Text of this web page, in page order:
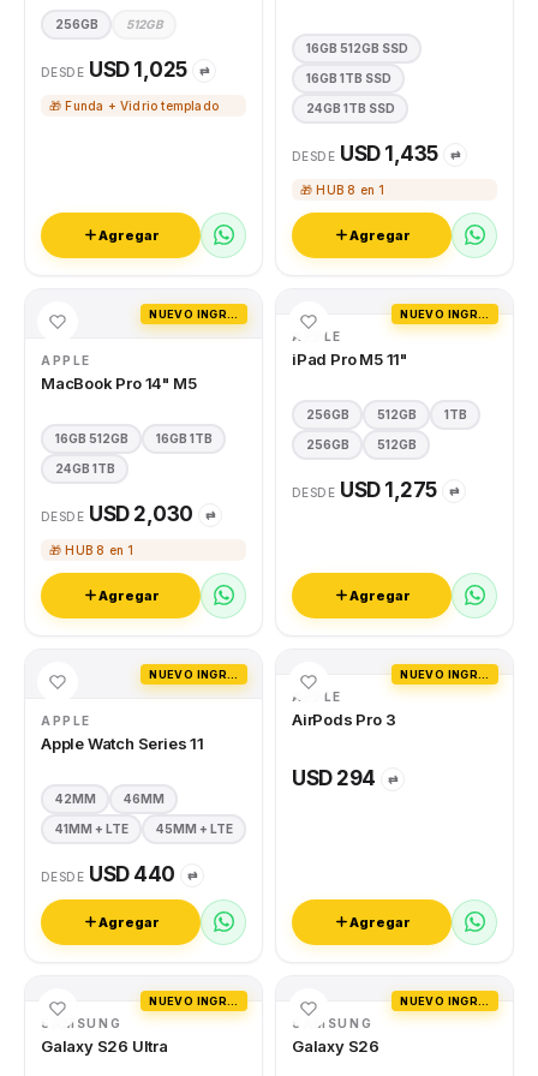
256GB 512GB
DESDE USD 1,025 ⇄
🎁 Funda + Vidrio templado
Agregar
16GB 512GB SSD
16GB 1TB SSD
24GB 1TB SSD
DESDE USD 1,435 ⇄
🎁 HUB 8 en 1
Agregar
APPLE
MacBook Pro 14" M5
16GB 512GB 16GB 1TB
24GB 1TB
DESDE USD 2,030 ⇄
🎁 HUB 8 en 1
Agregar
APPLE
iPad Pro M5 11"
256GB 512GB 1TB
256GB 512GB
DESDE USD 1,275 ⇄
Agregar
APPLE
Apple Watch Series 11
42MM 46MM
41MM + LTE 45MM + LTE
DESDE USD 440 ⇄
Agregar
APPLE
AirPods Pro 3
USD 294 ⇄
Agregar
SAMSUNG
Galaxy S26 Ultra
SAMSUNG
Galaxy S26